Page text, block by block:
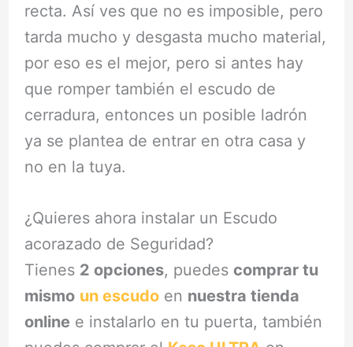
recta. Así ves que no es imposible, pero
tarda mucho y desgasta mucho material,
por eso es el mejor, pero si antes hay
que romper también el escudo de
cerradura, entonces un posible ladrón
ya se plantea de entrar en otra casa y
no en la tuya.
¿Quieres ahora instalar un Escudo
acorazado de Seguridad?
Tienes 2 opciones, puedes comprar tu
mismo un escudoen nuestra tienda
online e instalarlo en tu puerta, también